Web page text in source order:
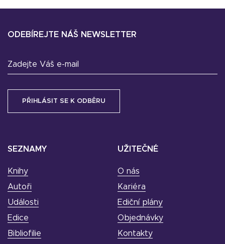
SEZNAMY
Knihy
Autoři
Události
Edice
Bibliofilie
UŽITEČNÉ
O nás
Kariéra
Ediční plány
Objednávky
Kontakty
ODEBÍREJTE NÁŠ NEWSLETTER
Zadejte Váš e-mail